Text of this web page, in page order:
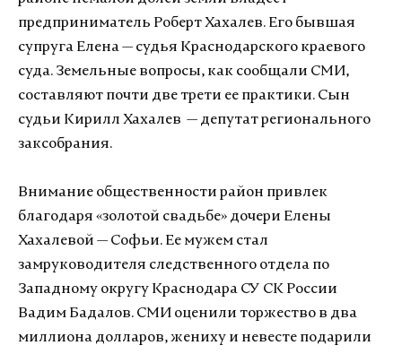
предприниматель Роберт Хахалев. Его бывшая
супруга Елена — судья Краснодарского краевого
суда. Земельные вопросы, как сообщали СМИ,
составляют почти две трети ее практики. Сын
судьи Кирилл Хахалев — депутат регионального
заксобрания.
Внимание общественности район привлек
благодаря «золотой свадьбе» дочери Елены
Хахалевой — Софьи. Ее мужем стал
замруководителя следственного отдела по
Западному округу Краснодара СУ СК России
Вадим Бадалов. СМИ оценили торжество в два
миллиона долларов, жениху и невесте подарили